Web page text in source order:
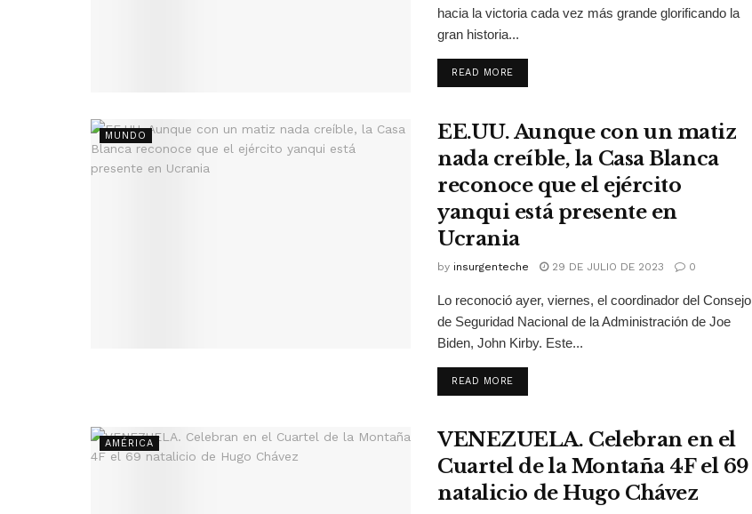
hacia la victoria cada vez más grande glorificando la
gran historia...
READ MORE
MUNDO
EE.UU. Aunque con un matiz
nada creíble, la Casa Blanca
reconoce que el ejército
yanqui está presente en
Ucrania
by insurgenteche 29 DE JULIO DE 2023 0
Lo reconoció ayer, viernes, el coordinador del Consejo
de Seguridad Nacional de la Administración de Joe
Biden, John Kirby. Este...
READ MORE
AMÉRICA
VENEZUELA. Celebran en el
Cuartel de la Montaña 4F el 69
natalicio de Hugo Chávez